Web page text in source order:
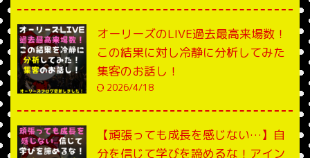
オーリーズのLIVE過去最高来場数！
この結果に対し冷静に分析してみた
集客のお話し！
2026/4/18
【頑張っても成長を感じない…】自
分を信じて学びを諦めるな！アイン